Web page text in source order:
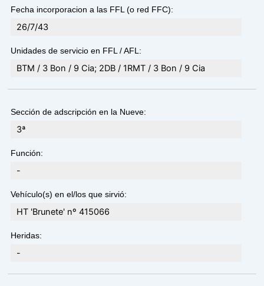
Fecha incorporacion a las FFL (o red FFC):
26/7/43
Unidades de servicio en FFL / AFL:
BTM / 3 Bon / 9 Cia; 2DB / 1RMT / 3 Bon / 9 Cia
Sección de adscripción en la Nueve:
3ª
Función:
-
Vehículo(s) en el/los que sirvió:
HT 'Brunete' nº 415066
Heridas:
-